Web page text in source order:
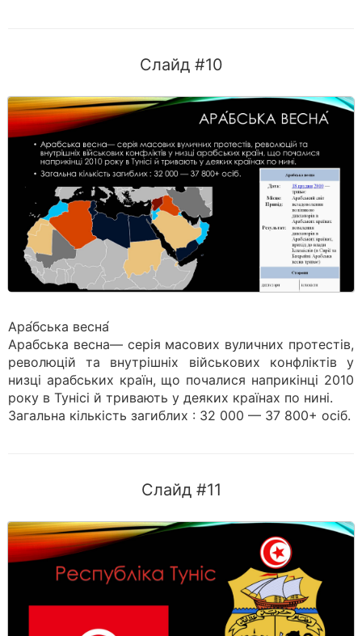
Слайд #10
Ара́бська весна́
Арабська весна— серія масових вуличних протестів,
революцій та внутрішніх військових конфліктів у
низці арабських країн, що почалися наприкінці 2010
року в Тунісі й тривають у деяких країнах по нині.
Загальна кількість загиблих : 32 000 — 37 800+ осіб.
Слайд #11